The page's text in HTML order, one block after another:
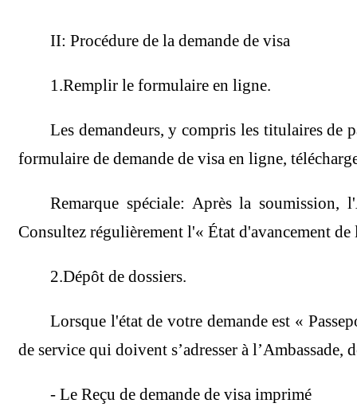
II: Procédure de la demande de visa
1.Remplir le formulaire en ligne.
Les demandeurs, y compris les titulaires de
formulaire de demande de visa en ligne,
Remarque spéciale: Après la soumission,
Consultez régulièrement l'« État d'avancement
2.Dépôt de dossiers.
Lorsque l'état de votre demande est «
de service qui doivent s’adresser à
- Le Reçu de demande de visa imprimé